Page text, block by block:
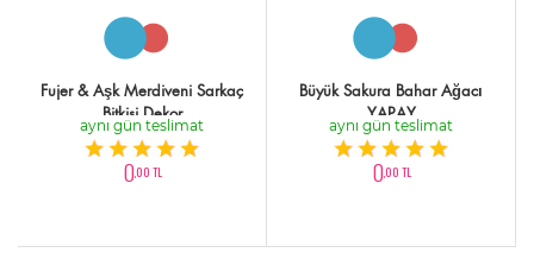
Fujer & Aşk Merdiveni Sarkaç
Bitkisi Dekor
aynı gün teslimat
0,00 TL
Büyük Sakura Bahar Ağacı
YAPAY
aynı gün teslimat
0,00 TL